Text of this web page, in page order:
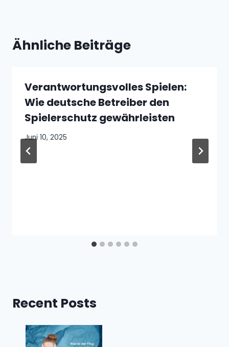
Ähnliche Beiträge
Verantwortungsvolles Spielen:
Wie deutsche Betreiber den
Spielerschutz gewährleisten
Juni 10, 2025
Recent Posts